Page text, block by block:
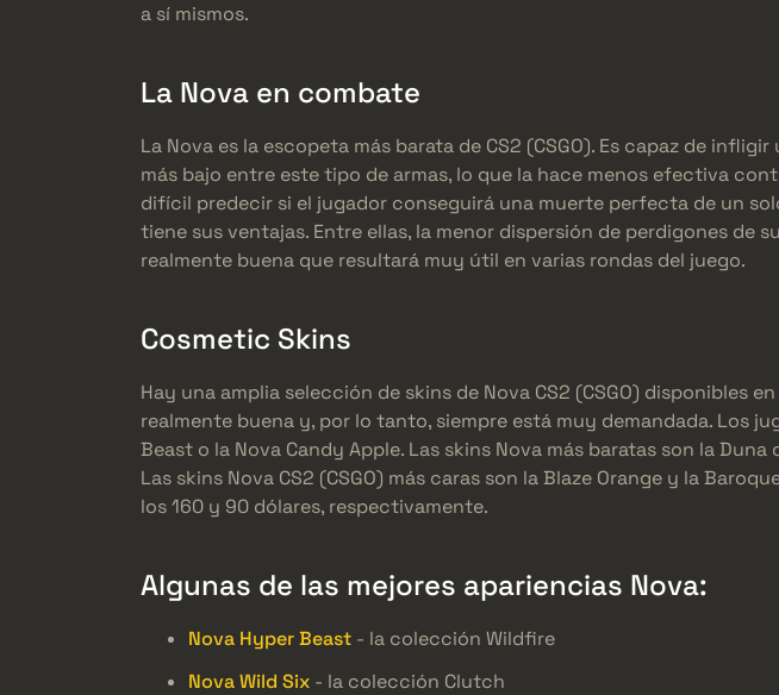
a sí mismos.
La Nova en combate
La Nova es la escopeta más barata de CS2 (CSGO). Es capaz de
más bajo entre este tipo de armas, lo que la hace menos efectiva
difícil predecir si el jugador conseguirá una muerte perfecta de un
tiene sus ventajas. Entre ellas, la menor dispersión de perdigones de
realmente buena que resultará muy útil en varias rondas del juego.
Cosmetic Skins
Hay una amplia selección de skins de Nova CS2 (CSGO)
realmente buena y, por lo tanto, siempre está muy demandada. Los
Beast o la Nova Candy Apple. Las skins Nova más baratas son la
Las skins Nova CS2 (CSGO) más caras son la Blaze Orange y la
los 160 y 90 dólares, respectivamente.
Algunas de las mejores apariencias Nova:
Nova Hyper Beast - la colección Wildfire
Nova Wild Six - la colección Clutch